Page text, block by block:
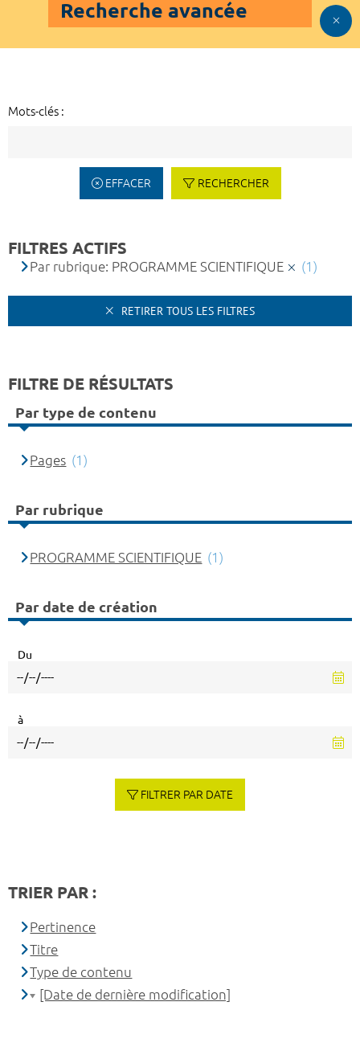
Recherche avancée
Mots-clés :
EFFACER RECHERCHER
FILTRES ACTIFS
Par rubrique: PROGRAMME SCIENTIFIQUE (1)
RETIRER TOUS LES FILTRES
FILTRE DE RÉSULTATS
Par type de contenu
Pages (1)
Par rubrique
PROGRAMME SCIENTIFIQUE (1)
Par date de création
Du
à
FILTRER PAR DATE
TRIER PAR :
Pertinence
Titre
Type de contenu
[Date de dernière modification]